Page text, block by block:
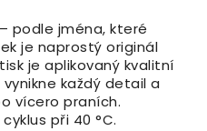
podle jména, které
je naprostý originál
je aplikovaný kvalitní
každý detail a
vícero praních.
při 40 °C.